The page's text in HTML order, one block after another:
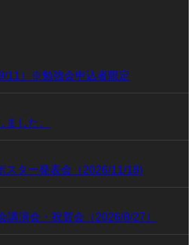
11）※勉強会申込者限定
した。
ター発表会（2026/11/18)
演会・祝賀会（2026/8/27）